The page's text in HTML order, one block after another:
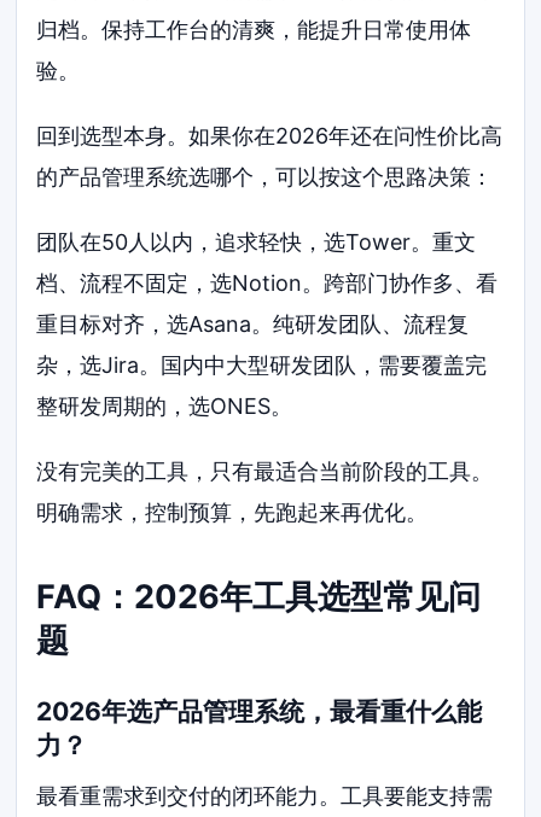
归档。保持工作台的清爽，能提升日常使用体
验。
回到选型本身。如果你在2026年还在问性价比高
的产品管理系统选哪个，可以按这个思路决策：
团队在50人以内，追求轻快，选Tower。重文
档、流程不固定，选Notion。跨部门协作多、看
重目标对齐，选Asana。纯研发团队、流程复
杂，选Jira。国内中大型研发团队，需要覆盖完
整研发周期的，选ONES。
没有完美的工具，只有最适合当前阶段的工具。
明确需求，控制预算，先跑起来再优化。
FAQ：2026年工具选型常见问
题
2026年选产品管理系统，最看重什么能
力？
最看重需求到交付的闭环能力。工具要能支持需